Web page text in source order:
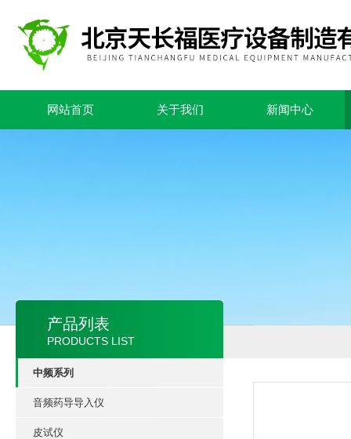
网站首页 关于我们 新闻中心
产品列表
PRODUCTS LIST
中频系列
音频药导导入仪
皮试仪